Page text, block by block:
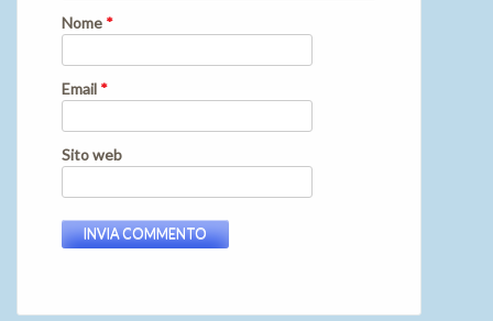
Nome *
Email *
Sito web